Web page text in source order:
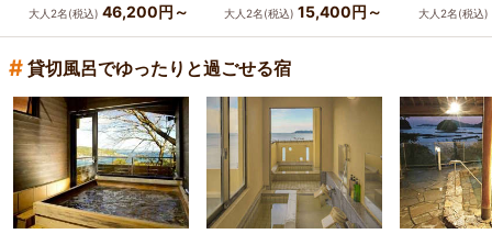
大人2名(税込) 46,200円～ 大人2名(税込) 15,400円～ 大人2名(税込)
# 貸切風呂でゆったりと過ごせる宿